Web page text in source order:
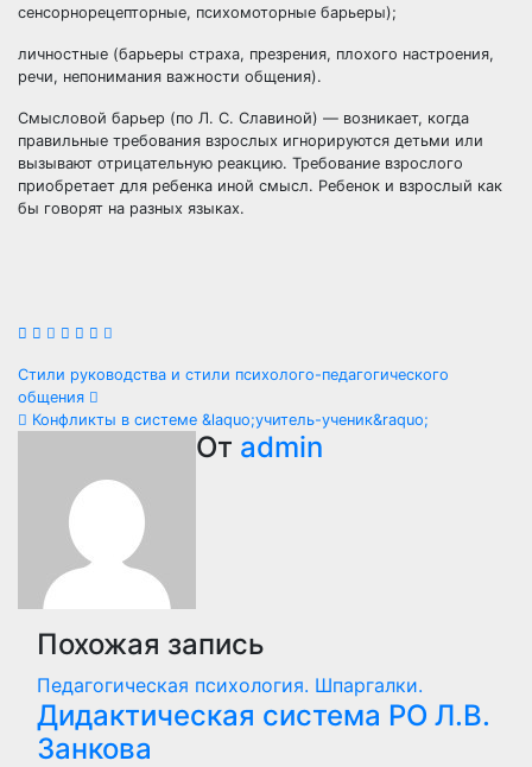
сенсорнорецепторные, психомоторные барьеры);
личностные (барьеры страха, презрения, плохого настроения,
речи, непонимания важности общения).
Смысловой барьер (по Л. С. Славиной) — возникает, когда
правильные требования взрослых игнорируются детьми или
вызывают отрицательную реакцию. Требование взрослого
приобретает для ребенка иной смысл. Ребенок и взрослый как
бы говорят на разных языках.
Навигация
по
записям
Стили руководства и стили психолого-педагогического
общения
Конфликты в системе &laquo;учитель-ученик&raquo;
От admin
Похожая запись
Педагогическая психология. Шпаргалки.
Дидактическая система РО Л.В.
Занкова